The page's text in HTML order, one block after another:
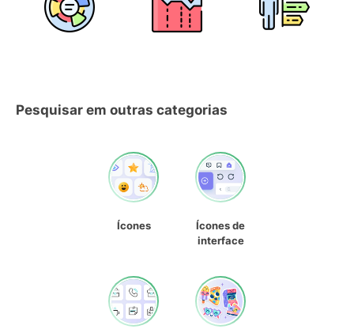
Pesquisar em outras categorias
Ícones
Ícones de
interface